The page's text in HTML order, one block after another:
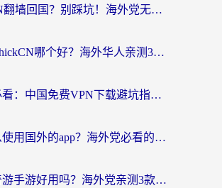
NordVPN翻墙回国？别踩坑！海外党无缝访问国内资源的真实指南
斧牛和ChickCN哪个好？海外华人亲测3款回国加速器+免费试用攻略
海外党必看：中国免费VPN下载避坑指南 + 无缝访问国内资源的终极方案
回国怎么使用国外的app？海外党必看的无缝访问国内资源全攻略
斧牛和奇游手游好用吗？海外党亲测3款回国加速器，选对才能无缝刷国内资源